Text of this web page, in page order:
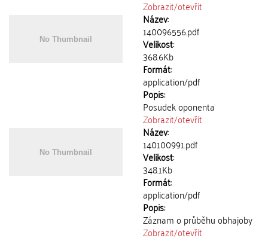
Zobrazit/otevřít
Název:
140096556.pdf
Velikost:
368.6Kb
Formát:
application/pdf
Popis:
Posudek oponenta
Zobrazit/otevřít
Název:
140100991.pdf
Velikost:
348.1Kb
Formát:
application/pdf
Popis:
Záznam o průběhu obhajoby
Zobrazit/otevřít